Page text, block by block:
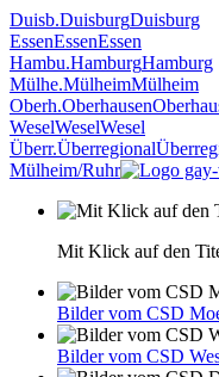
Duisb.DuisburgDuisburg
EssenEssenEssen
Hambu.HamburgHamburg
Mülhe.MülheimMülheim
Oberh.Oberhausen
WeselWeselWesel
Überr.Überregional
Mülheim/Ruhr
Mit Klick auf den
Bilder vom CSD
Bilder vom CSD